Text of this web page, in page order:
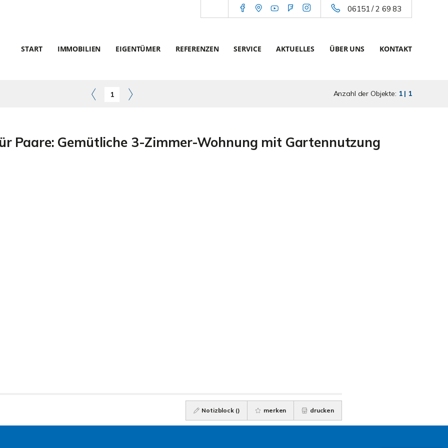
06151 / 2 69 83
START IMMOBILIEN EIGENTÜMER REFERENZEN SERVICE AKTUELLES ÜBER UNS KONTAKT
1 Anzahl der Objekte: 1 | 1
Paare: Gemütliche 3-Zimmer-Wohnung mit Gartennutzung
Notizblock () merken drucken